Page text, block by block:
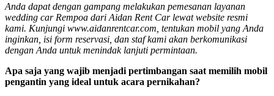
Anda dapat dengan gampang melakukan pemesanan layanan
wedding car Rempoa dari Aidan Rent Car lewat website resmi
kami. Kunjungi www.aidanrentcar.com, tentukan mobil yang Anda
inginkan, isi form reservasi, dan staf kami akan berkomunikasi
dengan Anda untuk menindak lanjuti permintaan.
Apa saja yang wajib menjadi pertimbangan saat memilih mobil
pengantin yang ideal untuk acara pernikahan?